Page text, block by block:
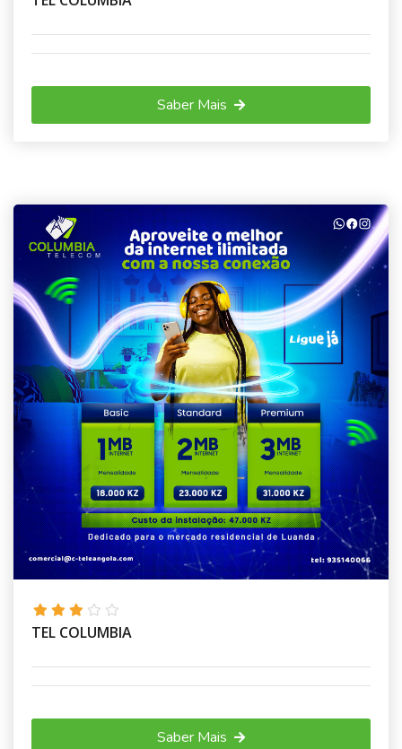
Saber Mais
TEL COLUMBIA
Saber Mais